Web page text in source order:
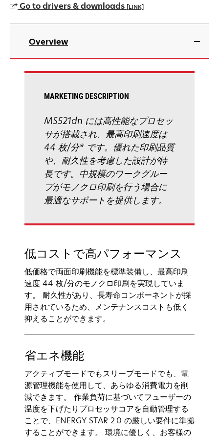
タ
ブ
く
Go to drivers & downloads [LINK]
新
タ
Overview
MARKETING DESCRIPTION
MS521dn には高性能なプロセッ
サが搭載され、最高印刷速度は
44 枚/分* です。優れた印刷品質
や、耐久性を考慮した設計が特
長です。中規模のワークグルー
プがモノクロ印刷を行う場合に
最適なサポートを提供します。
低コストで高パフォーマンス
低価格で両面印刷機能を標準装備し、最高印刷
速度 44 枚/分のモノクロ印刷を実現していま
す。 耐久性があり、長寿命コンポーネントが採
用されているため、メンテナンスコストも低く
抑えることができます。
省エネ機能
アクティブモードでもスリープモードでも、電
源管理機能を使用して、あらゆる消費電力を削
減できます。 作業負荷に基づいてフューザーの
温度を下げたりプロセッサコアを自動管理する
ことで、ENERGY STAR 2.0 の厳しい要件に準拠
することができます。 環境に優しく、お客様の